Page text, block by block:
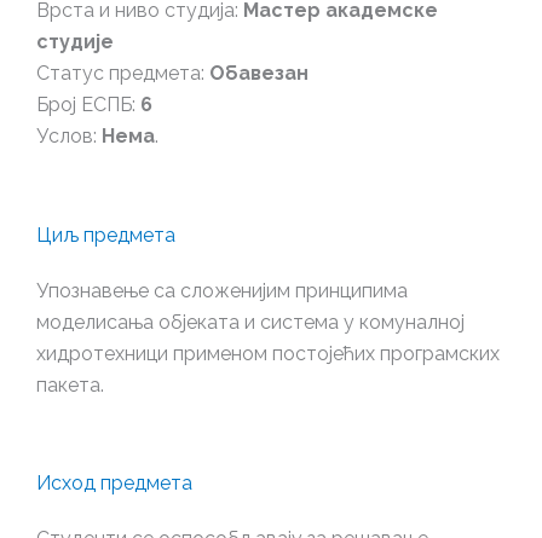
Врста и ниво студија: Мастер академске
студије
Статус предмета: Обавезан
Број ЕСПБ: 6
Услов: Нема.
Циљ предмета
Упознавење са сложенијим принципима
моделисања објеката и система у комуналној
хидротехници применом постојећих програмских
пакета.
Исход предмета